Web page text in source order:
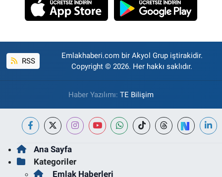
RSS
Emlakhaberi.com bir Akyol Grup iştirakidir.
Copyright © 2026. Her hakkı saklıdır.
Haber Yazılımı: TE Bilişim
Ana Sayfa
Kategoriler
Emlak Haberleri